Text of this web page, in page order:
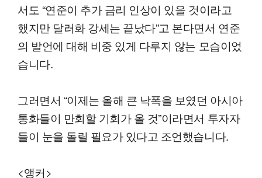
서도 “연준이 추가 금리 인상이 있을 것이라고
했지만 달러화 강세는 끝났다”고 본다면서 연준
의 발언에 대해 비중 있게 다루지 않는 모습이었
습니다.
그러면서 “이제는 올해 큰 낙폭을 보였던 아시아
통화들이 만회할 기회가 올 것”이라면서 투자자
들이 눈을 돌릴 필요가 있다고 조언했습니다.
<앵커>